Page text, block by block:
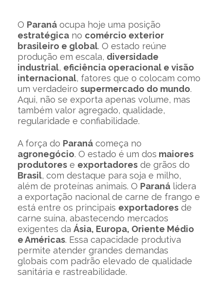
O Paranáocupa hoje uma posição
estratégicano comércio exterior
brasileiro e global. O estado reúne
produção em escala, diversidade
industrial, eficiência operacional e visão
internacional, fatores que o colocam como
um verdadeiro supermercado do mundo.
Aqui, não se exporta apenas volume, mas
também valor agregado, qualidade,
regularidade e confiabilidade.
A força do Paranácomeça no
agronegócio. O estado é um dos maiores
produtorese exportadoresde grãos do
Brasil, com destaque para soja e milho,
além de proteínas animais. O Paranálidera
a exportação nacional de carne de frango e
está entre os principais exportadoresde
carne suína, abastecendo mercados
exigentes da Ásia, Europa, Oriente Médio
e Américas. Essa capacidade produtiva
permite atender grandes demandas
globais com padrão elevado de qualidade
sanitária e rastreabilidade.